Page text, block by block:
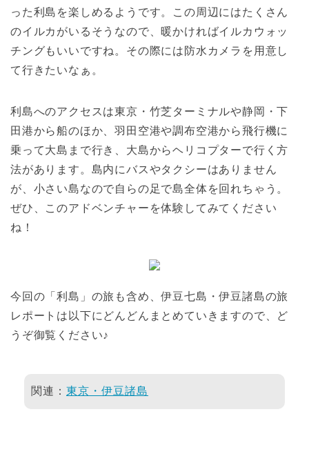
った利島を楽しめるようです。この周辺にはたくさん
のイルカがいるそうなので、暖かければイルカウォッ
チングもいいですね。その際には防水カメラを用意し
て行きたいなぁ。
利島へのアクセスは東京・竹芝ターミナルや静岡・下
田港から船のほか、羽田空港や調布空港から飛行機に
乗って大島まで行き、大島からヘリコプターで行く方
法があります。島内にバスやタクシーはありません
が、小さい島なので自らの足で島全体を回れちゃう。
ぜひ、このアドベンチャーを体験してみてください
ね！
今回の「利島」の旅も含め、伊豆七島・伊豆諸島の旅
レポートは以下にどんどんまとめていきますので、ど
うぞ御覧ください♪
関連： 東京・伊豆諸島